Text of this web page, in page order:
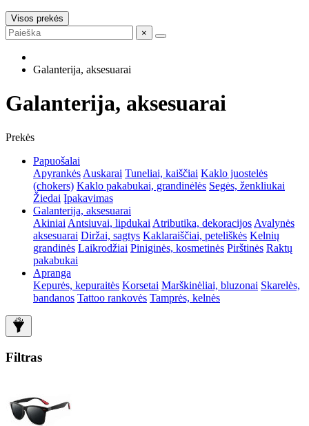
Visos prekės
×
Galanterija, aksesuarai
Galanterija, aksesuarai
Prekės
Papuošalai
Apyrankės Auskarai Tuneliai, kaiščiai Kaklo juostelės
(chokers) Kaklo pakabukai, grandinėlės Segės, ženkliukai
Žiedai Įpakavimas
Galanterija, aksesuarai
Akiniai Antsiuvai, lipdukai Atributika, dekoracijos Avalynės
aksesuarai Diržai, sagtys Kaklaraiščiai, peteliškės Kelnių
grandinės Laikrodžiai Piniginės, kosmetinės Pirštinės Raktų
pakabukai
Apranga
Kepurės, kepuraitės Korsetai Marškinėliai, bluzonai Skarelės,
bandanos Tattoo rankovės Tamprės, kelnės
Filtras